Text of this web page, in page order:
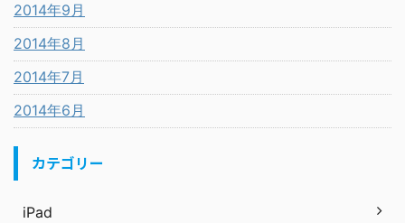
2014年9月
2014年8月
2014年7月
2014年6月
カテゴリー
iPad